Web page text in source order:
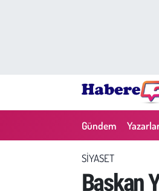
Gündem
SIYASET
Başkan
Siyaset
Süper Lig Puan Durumu ve